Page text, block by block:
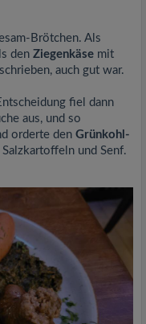
Brötchen. Als
den Ziegenkäse mit
auch gut war.
fiel dann
aus, und so
orderte den Grünkohl-
und Senf.